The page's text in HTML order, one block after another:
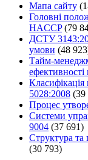
Мапа сайту
Головні
HACCP(79
ДСТУ
умови (48
Тайм-
5028:2008 (39
Процес
Системи
9004 (37 691)
Структура та
(30 793)